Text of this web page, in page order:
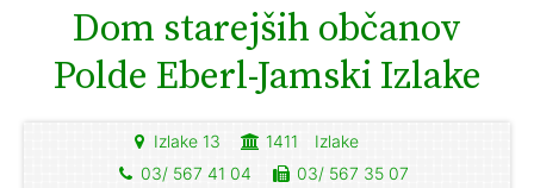
Dom starejših občanov
Polde Eberl-Jamski Izlake
Izlake 13 1411
Izlake
03/ 567 41 04
03/ 567 35 07